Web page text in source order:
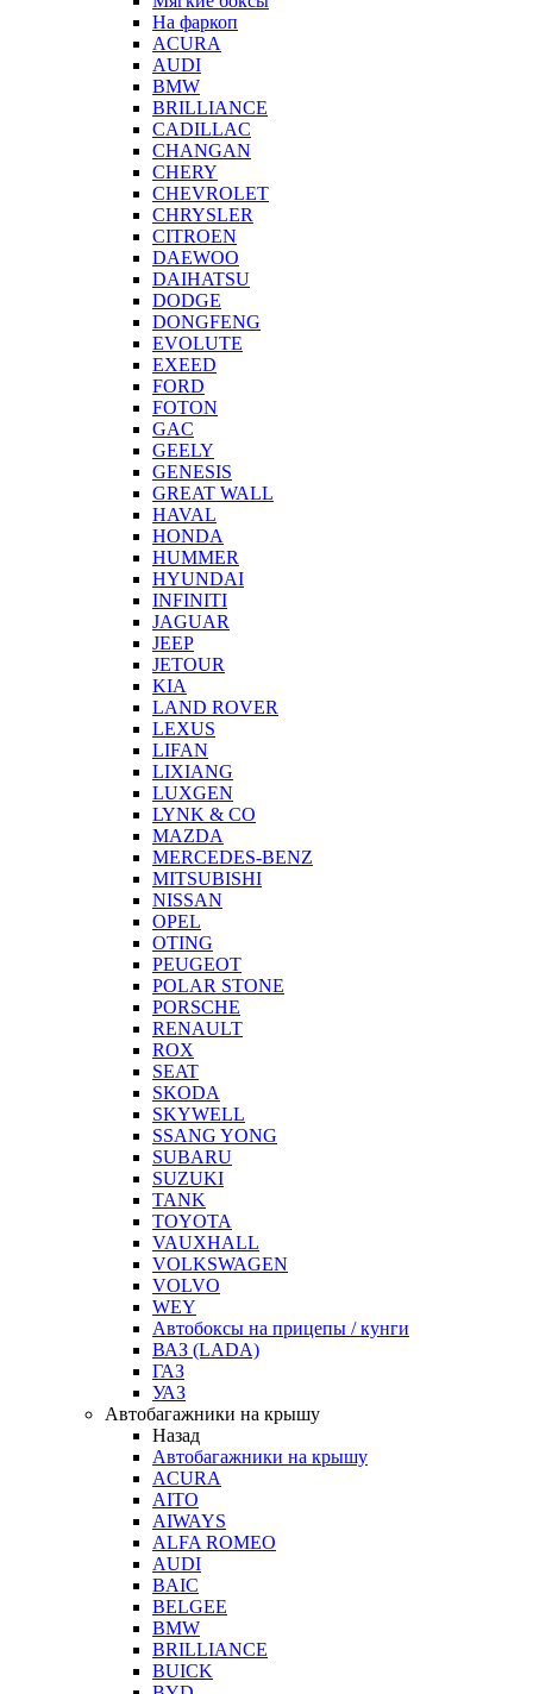
На фаркоп
ACURA
AUDI
BMW
BRILLIANCE
CADILLAC
CHANGAN
CHERY
CHEVROLET
CHRYSLER
CITROEN
DAEWOO
DAIHATSU
DODGE
DONGFENG
EVOLUTE
EXEED
FORD
FOTON
GAC
GEELY
GENESIS
GREAT WALL
HAVAL
HONDA
HUMMER
HYUNDAI
INFINITI
JAGUAR
JEEP
JETOUR
KIA
LAND ROVER
LEXUS
LIFAN
LIXIANG
LUXGEN
LYNK & CO
MAZDA
MERCEDES-BENZ
MITSUBISHI
NISSAN
OPEL
OTING
PEUGEOT
POLAR STONE
PORSCHE
RENAULT
ROX
SEAT
SKODA
SKYWELL
SSANG YONG
SUBARU
SUZUKI
TANK
TOYOTA
VAUXHALL
VOLKSWAGEN
VOLVO
WEY
Автобоксы на прицепы / кунги
ВАЗ (LADA)
ГАЗ
УАЗ
Автобагажники на крышу
Назад
Автобагажники на крышу
ACURA
AITO
AIWAYS
ALFA ROMEO
AUDI
BAIC
BELGEE
BMW
BRILLIANCE
BUICK